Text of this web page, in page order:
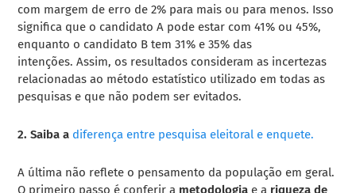
com margem de erro de 2% para mais ou para menos. Isso
significa que o candidato A pode estar com 41% ou 45%,
enquanto o candidato B tem 31% e 35% das
intenções. Assim, os resultados consideram as incertezas
relacionadas ao método estatístico utilizado em todas as
pesquisas e que não podem ser evitados.
2. Saiba a diferença entre pesquisa eleitoral e enquete.
A última não reflete o pensamento da população em geral.
O primeiro passo é conferir a metodologia e a riqueza de